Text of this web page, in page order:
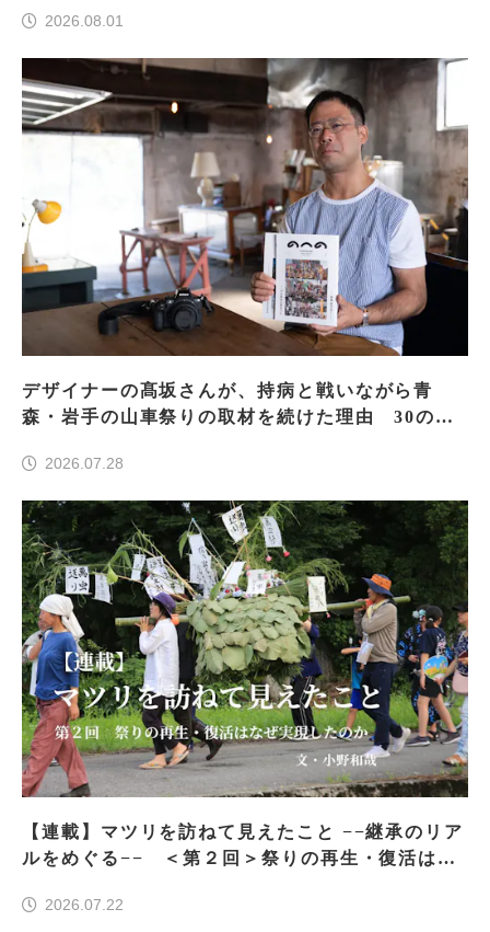
2026.08.01
デザイナーの髙坂さんが、持病と戦いながら青
森・岩手の山車祭りの取材を続けた理由 30の山
2026.07.28
【連載】マツリを訪ねて見えたこと −−継承のリア
ルをめぐる−− ＜第２回＞祭りの再生・復活はな
2026.07.22